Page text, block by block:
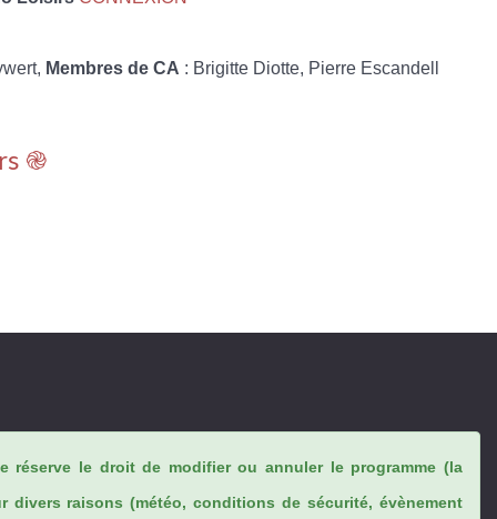
Membres de CA : Brigitte Diotte, Pierre Escandell
֎
réserve le droit de modifier ou annuler le programme (la
divers raisons (météo, conditions de sécurité, évènement